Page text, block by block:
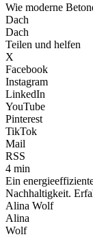
Wie moderne
Dach
Dach
Teilen und helfen
X
Facebook
Instagram
LinkedIn
YouTube
Pinterest
TikTok
Mail
RSS
4 min
Ein
Nachhaltigkeit.
Alina Wolf
Alina
Wolf